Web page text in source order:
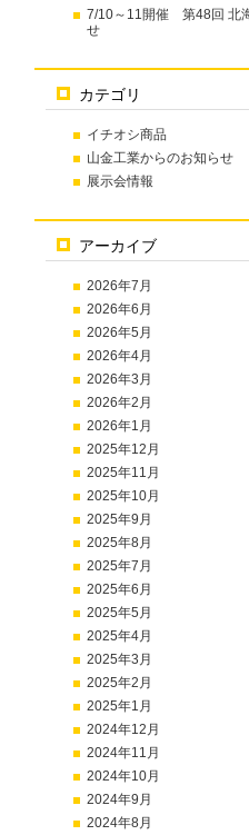
7/10～11開催 第48回 北
せ
カテゴリ
イチオシ商品
山金工業からのお知らせ
展示会情報
アーカイブ
2026年7月
2026年6月
2026年5月
2026年4月
2026年3月
2026年2月
2026年1月
2025年12月
2025年11月
2025年10月
2025年9月
2025年8月
2025年7月
2025年6月
2025年5月
2025年4月
2025年3月
2025年2月
2025年1月
2024年12月
2024年11月
2024年10月
2024年9月
2024年8月